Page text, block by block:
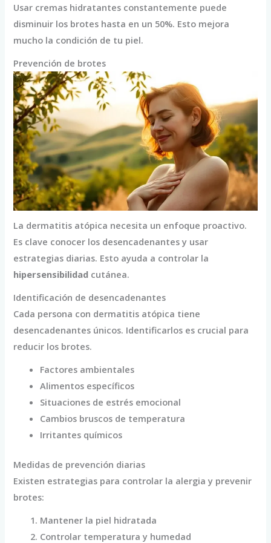
Usar cremas hidratantes constantemente puede
disminuir los brotes hasta en un 50%. Esto mejora
mucho la condición de tu piel.
Prevención de brotes
La dermatitis atópica necesita un enfoque proactivo.
Es clave conocer los desencadenantes y usar
estrategias diarias. Esto ayuda a controlar la
hipersensibilidad cutánea.
Identificación de desencadenantes
Cada persona con dermatitis atópica tiene
desencadenantes únicos. Identificarlos es crucial para
reducir los brotes.
Factores ambientales
Alimentos específicos
Situaciones de estrés emocional
Cambios bruscos de temperatura
Irritantes químicos
Medidas de prevención diarias
Existen estrategias para controlar la alergia y prevenir
brotes:
Mantener la piel hidratada
Controlar temperatura y humedad